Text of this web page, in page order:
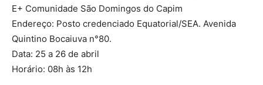
E+ Comunidade São Domingos do Capim
Endereço: Posto credenciado Equatorial/SEA. Avenida
Quintino Bocaiuva n°80.
Data: 25 a 26 de abril
Horário: 08h às 12h